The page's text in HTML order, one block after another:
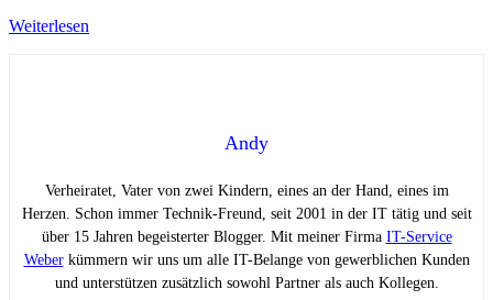
Weiterlesen
Andy
Verheiratet, Vater von zwei Kindern, eines an der Hand, eines im
Herzen. Schon immer Technik-Freund, seit 2001 in der IT tätig und seit
über 15 Jahren begeisterter Blogger. Mit meiner Firma IT-Service
Weberkümmern wir uns um alle IT-Belange von gewerblichen Kunden
und unterstützen zusätzlich sowohl Partner als auch Kollegen.